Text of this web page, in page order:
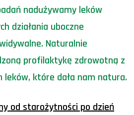
nadużywamy leków
działania uboczne
Naturalnie
profilaktykę zdrowotną z
leków, które dała nam natura.
od starożytności po dzień